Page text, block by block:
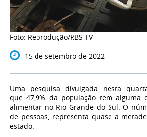
Foto: Reprodução/RBS TV
15 de setembro de 2022
Uma pesquisa divulgada nesta
que47,9% da população tem alguma
alimentar no Rio Grande do Sul. O
de pessoas, representa quase a
estado.